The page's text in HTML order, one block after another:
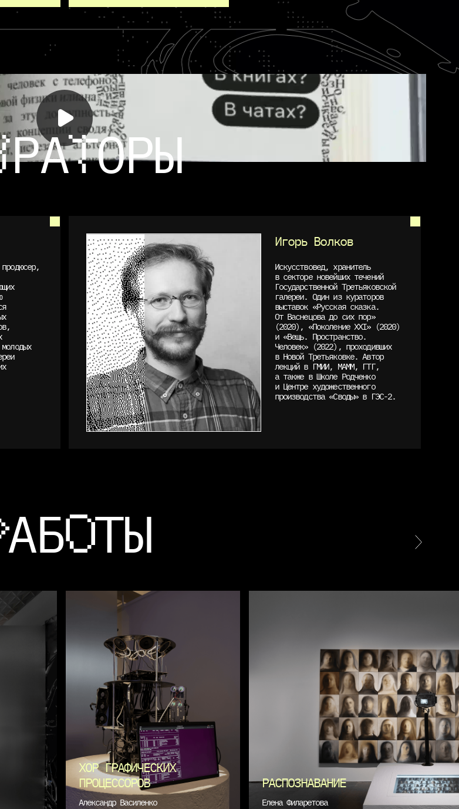
РАТОРЫ
Игорь Волков
Искусствовед, хранитель
в секторе новейших течений
Государственной Третьяковской
галереи. Один из кураторов
выставок «Русская сказка.
От Васнецова до сих пор»
(2020), «Поколение XXI» (2020)
и «Вещь. Пространство.
Человек» (2022), проходивших
в Новой Третьяковке. Автор
лекций в ГМИИ, МАММ, ГТГ,
а также в Школе Родченко
и Центре художественного
производства «Своды» в ГЭС-2.
АБОТЫ
ХОР ГРАФИЧЕСКИХ
ПРОЦЕССОРОВ
Александр Василенко
РАСПОЗНАВАНИЕ
Елена Филаретова